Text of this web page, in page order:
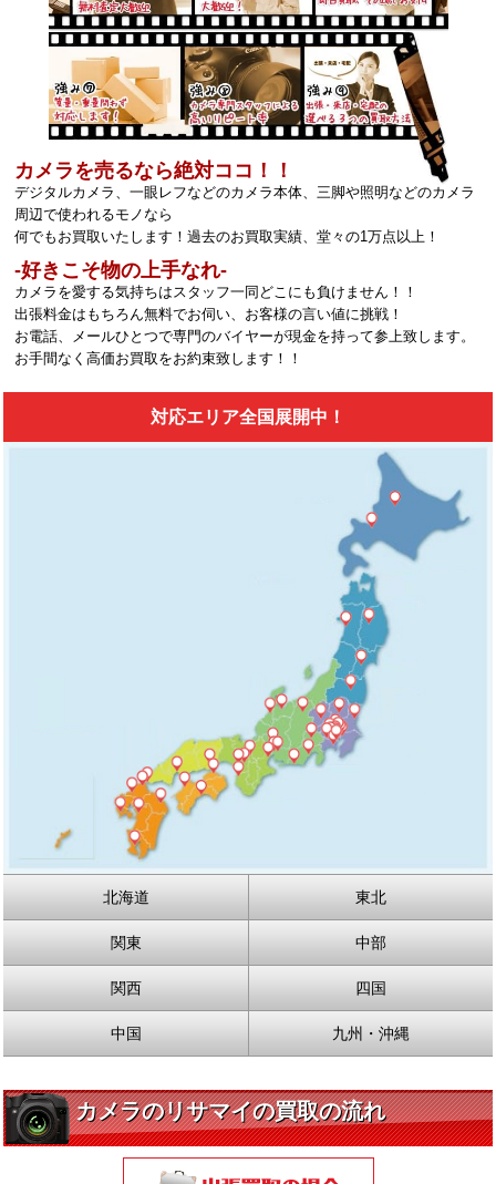
カメラを売るなら絶対ココ！！
デジタルカメラ、一眼レフなどのカメラ本体、三脚や照明などのカメラ
周辺で使われるモノなら
何でもお買取いたします！過去のお買取実績、堂々の1万点以上！
‐好きこそ物の上手なれ‐
カメラを愛する気持ちはスタッフ一同どこにも負けません！！
出張料金はもちろん無料でお伺い、お客様の言い値に挑戦！
お電話、メールひとつで専門のバイヤーが現金を持って参上致します。
お手間なく高価お買取をお約束致します！！
対応エリア全国展開中！
北海道 東北
関東 中部
関西 四国
中国 九州・沖縄